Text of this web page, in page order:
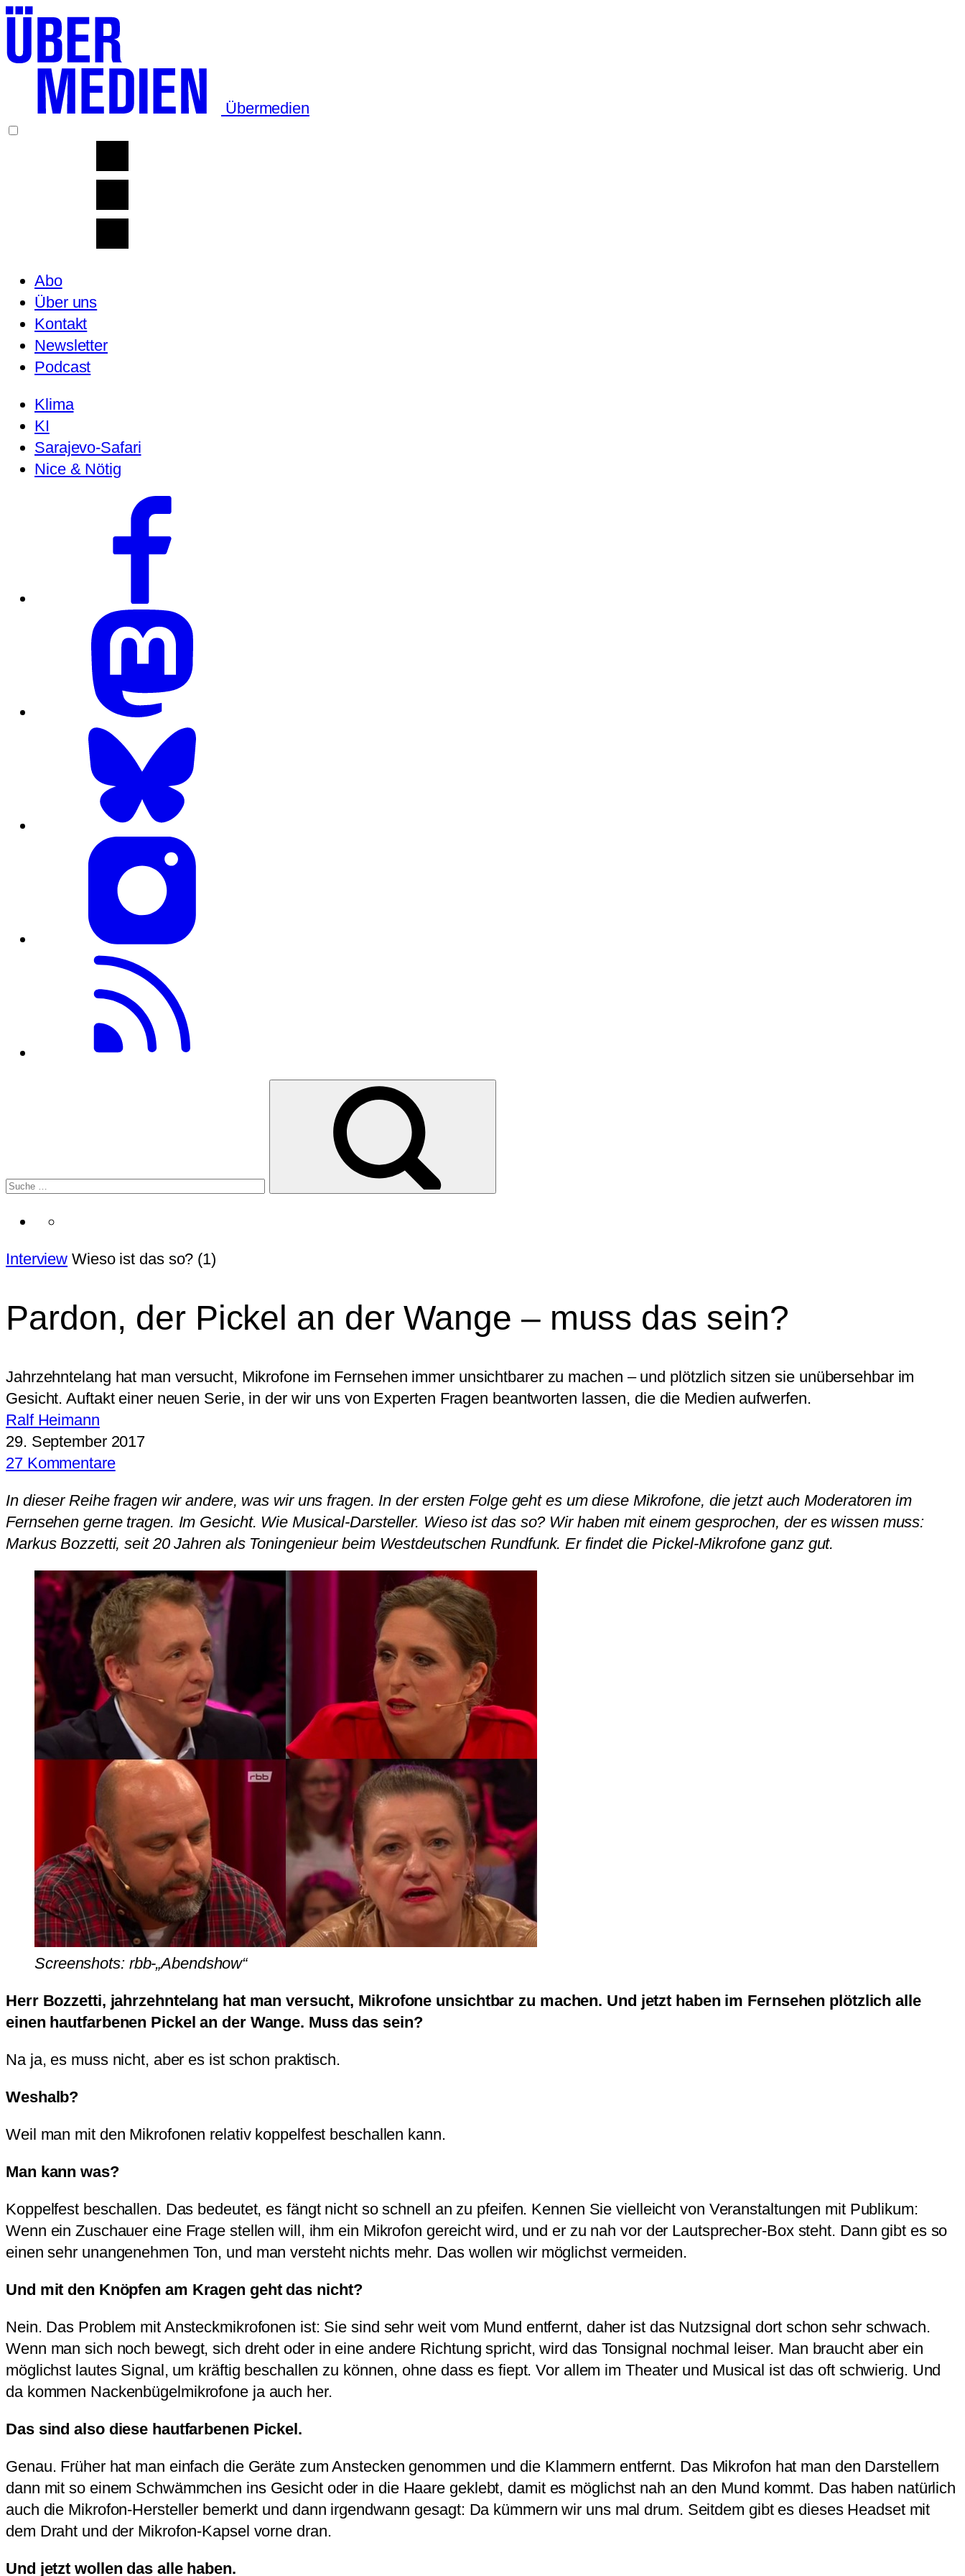
Übermedien
Abo
Über uns
Kontakt
Newsletter
Podcast
Klima
KI
Sarajevo-Safari
Nice & Nötig
Interview Wieso ist das so? (1)
Pardon, der Pickel an der Wange – muss das sein?
Jahrzehntelang hat man versucht, Mikrofone im Fernsehen immer unsichtbarer zu machen – und plötzlich sitzen sie unübersehbar im
Gesicht. Auftakt einer neuen Serie, in der wir uns von Experten Fragen beantworten lassen, die die Medien aufwerfen.
Ralf Heimann
29. September 2017
27 Kommentare
In dieser Reihe fragen wir andere, was wir uns fragen. In der ersten Folge geht es um diese Mikrofone, die jetzt auch Moderatoren im
Fernsehen gerne tragen. Im Gesicht. Wie Musical-Darsteller. Wieso ist das so? Wir haben mit einem gesprochen, der es wissen muss:
Markus Bozzetti, seit 20 Jahren als Toningenieur beim Westdeutschen Rundfunk. Er findet die Pickel-Mikrofone ganz gut.
Screenshots: rbb-„Abendshow“
Herr Bozzetti, jahrzehntelang hat man versucht, Mikrofone unsichtbar zu machen. Und jetzt haben im Fernsehen plötzlich alle
einen hautfarbenen Pickel an der Wange. Muss das sein?
Na ja, es muss nicht, aber es ist schon praktisch.
Weshalb?
Weil man mit den Mikrofonen relativ koppelfest beschallen kann.
Man kann was?
Koppelfest beschallen. Das bedeutet, es fängt nicht so schnell an zu pfeifen. Kennen Sie vielleicht von Veranstaltungen mit Publikum:
Wenn ein Zuschauer eine Frage stellen will, ihm ein Mikrofon gereicht wird, und er zu nah vor der Lautsprecher-Box steht. Dann gibt es so
einen sehr unangenehmen Ton, und man versteht nichts mehr. Das wollen wir möglichst vermeiden.
Und mit den Knöpfen am Kragen geht das nicht?
Nein. Das Problem mit Ansteckmikrofonen ist: Sie sind sehr weit vom Mund entfernt, daher ist das Nutzsignal dort schon sehr schwach.
Wenn man sich noch bewegt, sich dreht oder in eine andere Richtung spricht, wird das Tonsignal nochmal leiser. Man braucht aber ein
möglichst lautes Signal, um kräftig beschallen zu können, ohne dass es fiept. Vor allem im Theater und Musical ist das oft schwierig. Und
da kommen Nackenbügelmikrofone ja auch her.
Das sind also diese hautfarbenen Pickel.
Genau. Früher hat man einfach die Geräte zum Anstecken genommen und die Klammern entfernt. Das Mikrofon hat man den Darstellern
dann mit so einem Schwämmchen ins Gesicht oder in die Haare geklebt, damit es möglichst nah an den Mund kommt. Das haben natürlich
auch die Mikrofon-Hersteller bemerkt und dann irgendwann gesagt: Da kümmern wir uns mal drum. Seitdem gibt es dieses Headset mit
dem Draht und der Mikrofon-Kapsel vorne dran.
Und jetzt wollen das alle haben.